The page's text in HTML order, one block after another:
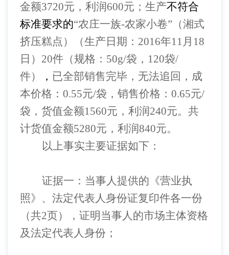
金额3720元，利润600元；生产不符合
标准要求的“农庄一族-农家小卷”（湘式
挤压糕点）（生产日期：2016年11月18
日）20件（规格：50g/袋，120袋/
件）
， 已全部销售完毕，无法追回，成
本价格： 0.55元/袋 ，销售价格： 0.65元/
袋 ，货值金额1560元，利润240元。共
计货值金额5280元，利润840元。
以上事实主要证据如下：
证据一： 当事人提供的《营业执
照》、法定代表人身份证复印件各一份
（共2页），证明 当事人的市场主体资格
及法定代表人身份；